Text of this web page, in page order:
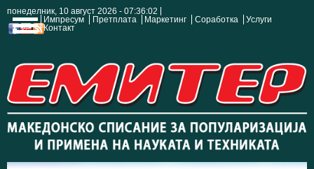
понеделник, 10 август 2026 - 07:36:03
Импресум
Претплата Маркетинг Соработка
Услуги
Контакт